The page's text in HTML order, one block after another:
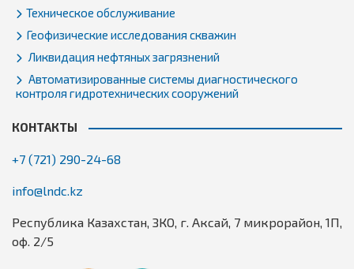
Техническое обслуживание
Геофизические исследования скважин
Ликвидация нефтяных загрязнений
Автоматизированные системы диагностического
контроля гидротехнических сооружений
КОНТАКТЫ
+7 (721) 290-24-68
info@lndc.kz
Республика Казахстан, ЗКО, г. Аксай, 7 микрорайон, 1П,
оф. 2/5